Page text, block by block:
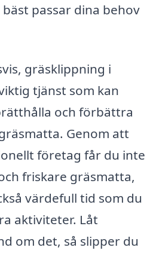
passar dina behov
gräsklippning i
tjänst som kan
och förbättra
Genom att
företag får du inte
friskare gräsmatta,
värdefull tid som du
aktiviteter. Låt
om det, så slipper du